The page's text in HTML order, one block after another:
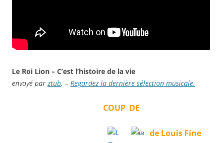
Le Roi Lion – C’est l’histoire de la vie
envoyé par ztub. – Regardez la dernière sélection musicale.
COUP DE
de Louis Fine